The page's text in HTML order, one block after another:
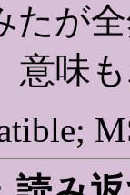
たが
意味